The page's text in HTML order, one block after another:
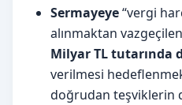
Sermayeye“vergi
alınmaktan
Milyar TL tutarında
verilmesi
doğrudan teşviklerin